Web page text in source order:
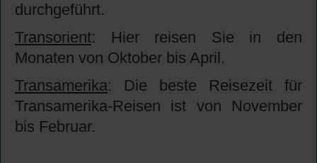
durchgeführt.
Transorient: Hier reisen Sie in den
Monaten von Oktober bis April.
Transamerika: Die beste Reisezeit für
Transamerika-Reisen ist von November
bis Februar.